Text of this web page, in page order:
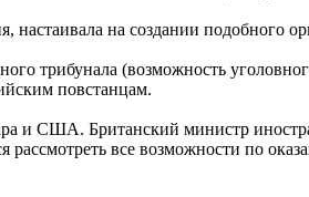
настаивала на создании
трибунала (возможность
повстанцам.
и США. Британский министр
все возможности по